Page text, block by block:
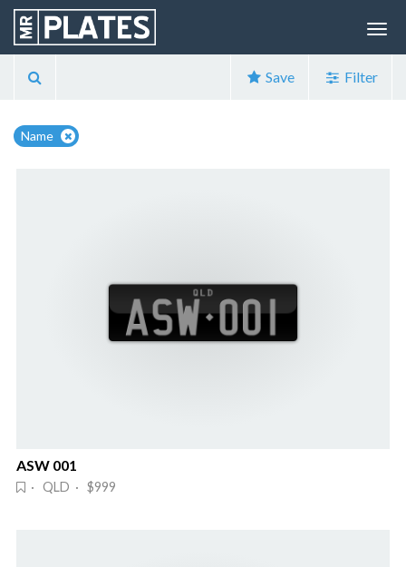
Save Filter
Name
ASW 001
· QLD · $999